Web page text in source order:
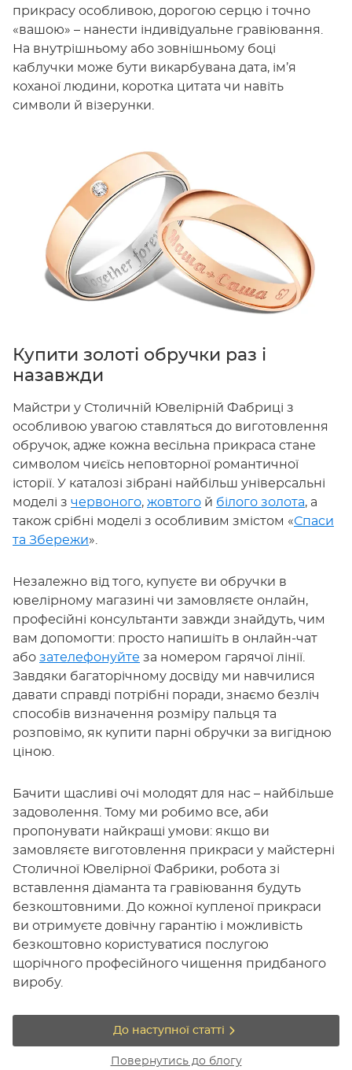
прикрасу особливою, дорогою серцю і точно
«вашою» – нанести індивідуальне гравіювання.
На внутрішньому або зовнішньому боці
каблучки може бути викарбувана дата, ім’я
коханої людини, коротка цитата чи навіть
символи й візерунки.
Купити золоті обручки раз і
назавжди
Майстри у Столичній Ювелірній Фабриці з
особливою увагою ставляться до виготовлення
обручок, адже кожна весільна прикраса стане
символом чиєїсь неповторної романтичної
історії. У каталозі зібрані найбільш універсальні
моделі з червоного, жовтого й білого золота, а
також срібні моделі з особливим змістом «Спаси
та Збережи».
Незалежно від того, купуєте ви обручки в
ювелірному магазині чи замовляєте онлайн,
професійні консультанти завжди знайдуть, чим
вам допомогти: просто напишіть в онлайн-чат
або зателефонуйте за номером гарячої лінії.
Завдяки багаторічному досвіду ми навчилися
давати справді потрібні поради, знаємо безліч
способів визначення розміру пальця та
розповімо, як купити парні обручки за вигідною
ціною.
Бачити щасливі очі молодят для нас – найбільше
задоволення. Тому ми робимо все, аби
пропонувати найкращі умови: якщо ви
замовляєте виготовлення прикраси у майстерні
Столичної Ювелірної Фабрики, робота зі
вставлення діаманта та гравіювання будуть
безкоштовними. До кожної купленої прикраси
ви отримуєте довічну гарантію і можливість
безкоштовно користуватися послугою
щорічного професійного чищення придбаного
виробу.
До наступної статті
Повернутись до блогу